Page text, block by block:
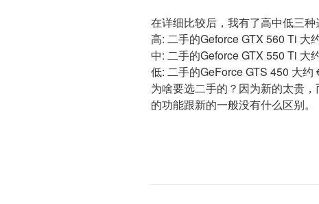
在详细比较后，我有了高中低三种
高: 二手的Geforce GTX 560 Ti 大
中: 二手的Geforce GTX 550 Ti 大
低: 二手的GeForce GTS 450 大约
为啥要选二手的？因为新的太贵
的功能跟新的一般没有什么区别。